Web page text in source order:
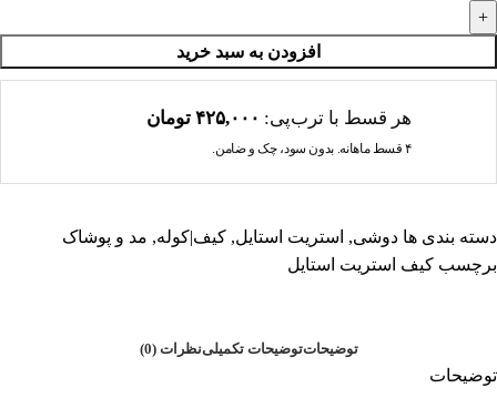
افزودن به سبد خرید
هر قسط با ترب‌پی: ۴۲۵,۰۰۰ تومان
۴ قسط ماهانه. بدون سود، چک و ضامن.
دسته بندی ها دوشی, استریت استایل, کیف|کوله, مد و پوشاک
برچسب کیف استریت استایل
توضیحاتتوضیحات تکمیلینظرات (0)
توضیحات